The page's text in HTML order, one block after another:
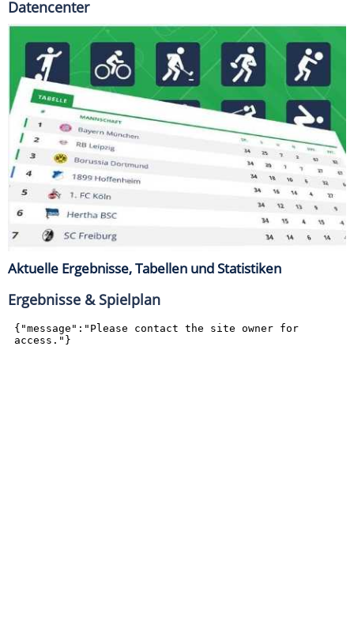
Datencenter
Aktuelle Ergebnisse, Tabellen und Statistiken
Ergebnisse & Spielplan